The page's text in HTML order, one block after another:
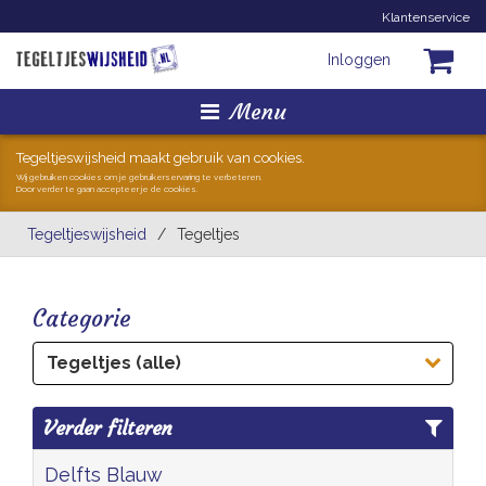
Klantenservice
Inloggen
Menu
Homepage
Tegeltjes
Geschenkjes
Zoeken
Tegeltjeswijsheid maakt gebruik van cookies.
Wij gebruiken cookies om je gebruikerservaring te verbeteren.
Door verder te gaan accepteer je de cookies.
Tegeltjeswijsheid / Tegeltjes
Categorie
Tegeltjes (alle)
Verder filteren
Delfts Blauw